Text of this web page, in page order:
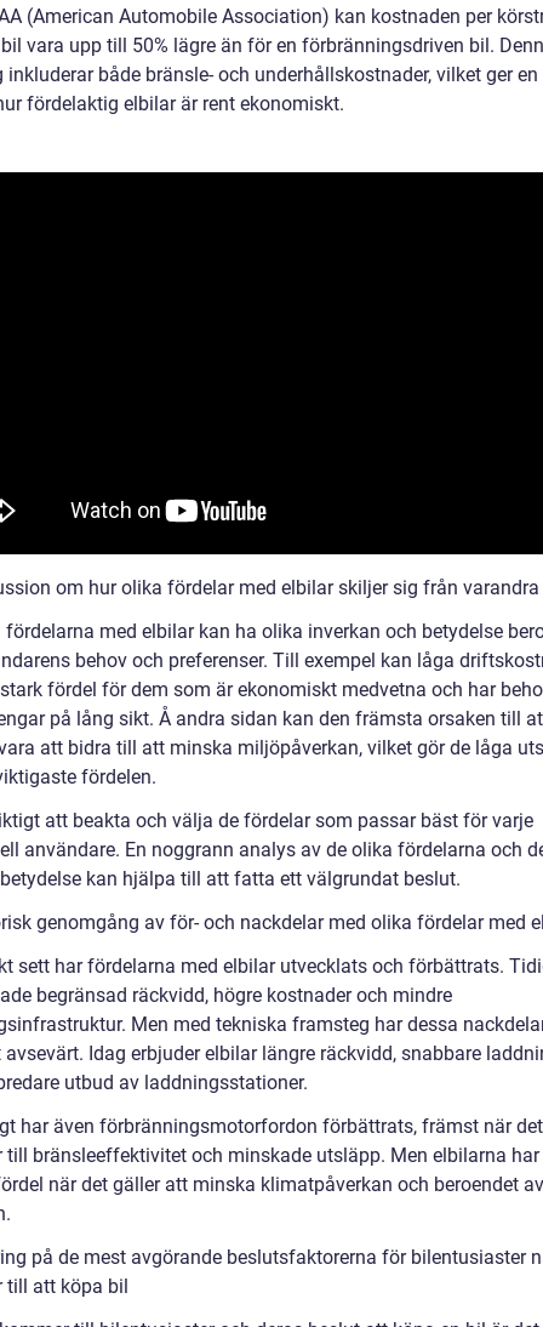
(American Automobile Association) kan kostnaden per
vara upp till 50% lägre än för en förbränningsdriven bil.
inkluderar både bränsle- och underhållskostnader, vilket ger
fördelaktig elbilar är rent ekonomiskt.
om hur olika fördelar med elbilar skiljer sig från varandra
fördelarna med elbilar kan ha olika inverkan och betydelse
behov och preferenser. Till exempel kan låga
fördel för dem som är ekonomiskt medvetna och har
på lång sikt. Å andra sidan kan den främsta orsaken till
att bidra till att minska miljöpåverkan, vilket gör de låga
fördelen.
att beakta och välja de fördelar som passar bäst för varje
användare. En noggrann analys av de olika fördelarna och
kan hjälpa till att fatta ett välgrundat beslut.
genomgång av för- och nackdelar med olika fördelar med
sett har fördelarna med elbilar utvecklats och förbättrats.
begränsad räckvidd, högre kostnader och mindre
Men med tekniska framsteg har dessa
Idag erbjuder elbilar längre räckvidd, snabbare
utbud av laddningsstationer.
har även förbränningsmotorfordon förbättrats, främst när det
till bränsleeffektivitet och minskade utsläpp. Men elbilarna
när det gäller att minska klimatpåverkan och beroendet
på de mest avgörande beslutsfaktorerna för bilentusiaster
till att köpa bil